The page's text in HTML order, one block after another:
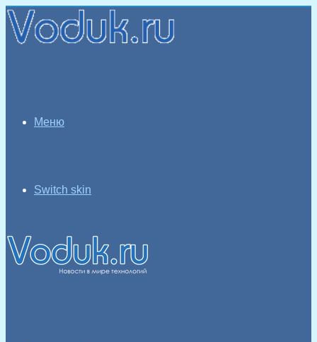
Меню
Switch skin